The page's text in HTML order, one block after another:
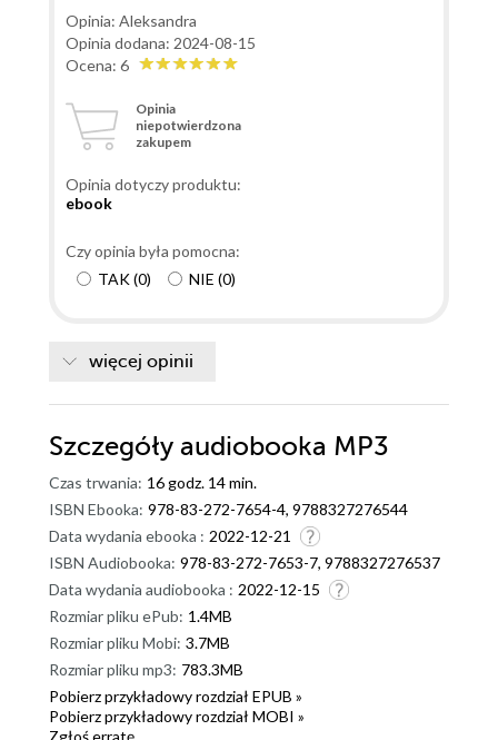
Utalentowanych, którzy zostają zwerbowani przez
tajną organizację. Fanatyczni wyznawcy Nowej Ery
wahania Sieci każdego dnia stają się coraz bardziej
niebezpieczne. Gię dręczą koszmary i wspomnienia
trudniejsze, a relacje z Nickiem i Alexem ? coraz
komu może zaufać; w chwiejącej się w posadach
Międzynarodowej Agencji Ochrony Sieci każdy
doprowadzą go demony przeszłości i pycha, którą
uczy się na błędach, ten znów wpada w kłopoty. "Na
tej delikatnej równoważni, gdzie po jednej stronie
znajdowały się zasady, a po drugiej sumienie, stali na
przeciwnych końcach. Tylko wspólne działania mogły
pozwolić im nie runąć w dół". Wspaniała seria, której
akcja rozwija się w bardzo szybkim tempie. Czytelnik
zostaje wciągnięty w świat Utalentowanych i ich
walkę z wyznawcami Nowej Ery. Autorka w tej części
skupiła się na psychice bohaterów, dzięki czemu
czytelnik może wniknąć głębiej w historię. Nick,
którego poznaliśmy w pierwszym tomie zapracował
sobie na miano agenta, a teraz stawia czoła jeszcze
większym wyzwaniom. Ale czy jest gotowy na to co
Opinia: Aleksandra
Opinia dodana: 2024-08-15
Ocena: 6
Opinia
niepotwierdzona
zakupem
Opinia dotyczy produktu:
ebook
Czy opinia była pomocna:
TAK(0) NIE (0)
więcej opinii
Szczegóły audiobooka MP3
Czas trwania: 16 godz. 14 min.
ISBN Ebooka: 978-83-272-7654-4, 9788327276544
Data wydania ebooka : 2022-12-21
ISBN Audiobooka: 978-83-272-7653-7, 9788327276537
Data wydania audiobooka : 2022-12-15
Rozmiar pliku ePub: 1.4MB
Rozmiar pliku Mobi: 3.7MB
Rozmiar pliku mp3: 783.3MB
Pobierz przykładowy rozdział EPUB »
Pobierz przykładowy rozdział MOBI »
Zgłoś erratę